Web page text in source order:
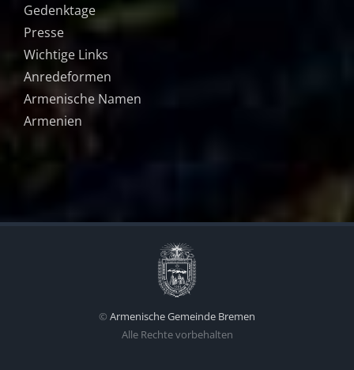
Gedenktage
Presse
Wichtige Links
Anredeformen
Armenische Namen
Armenien
© Armenische Gemeinde Bremen
Alle Rechte vorbehalten